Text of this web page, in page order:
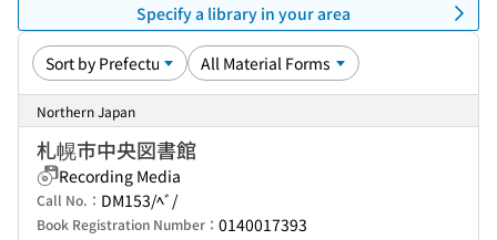
Specify a library in your area
Northern Japan
札幌市中央図書館
Recording Media
Call No.： DM153/ﾍﾞ/
Book Registration Number： 0140017393